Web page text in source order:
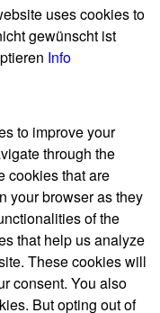
uses cookies to
gewünscht ist
Info
to improve your
through the
cookies that are
your browser as they
of the
that help us analyze
These cookies will
consent. You also
But opting out of